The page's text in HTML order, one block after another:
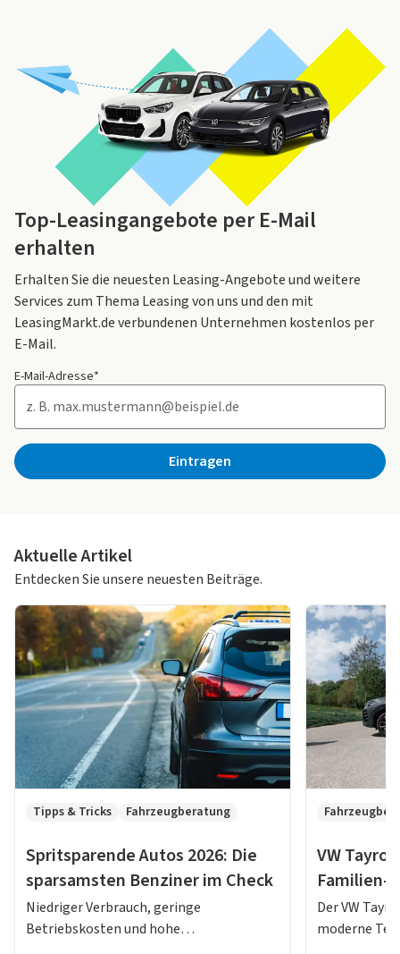
Top-Leasingangebote per E-Mail
erhalten
Erhalten Sie die neuesten Leasing-Angebote und weitere
Services zum Thema Leasing von uns und den mit
LeasingMarkt.de verbundenen Unternehmen kostenlos per
E-Mail.
E-Mail-Adresse*
Eintragen
Aktuelle Artikel
Entdecken Sie unsere neuesten Beiträge.
Tipps & Tricks Fahrzeugberatung
Spritsparende Autos 2026: Die
sparsamsten Benziner im Check
Niedriger Verbrauch, geringe
Betriebskosten und hohe
VW
Familien-
Der VW
moderne